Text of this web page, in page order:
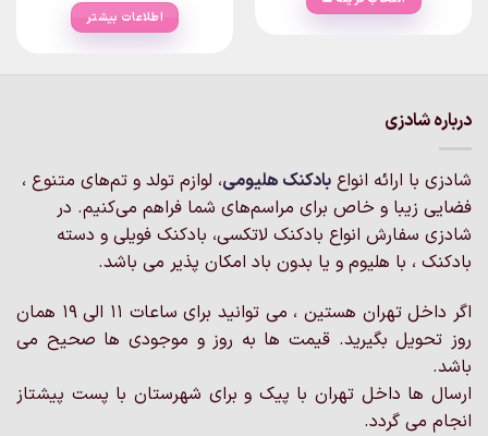
گزینه
ها
ممکن
است
در
محصول
انتخاب
اطلاعات بیشتر
درباره شادزی
شادزی با ارائه انواع بادکنک‌ هلیومی، لوازم تولد و تم‌های متنوع ،
فضایی زیبا و خاص برای مراسم‌های شما فراهم می‌کنیم. در
شادزی سفارش انواع بادکنک لاتکسی، بادکنک فویلی و دسته
بادکنک ، با هلیوم و یا بدون باد امکان پذیر می باشد.
اگر داخل تهران هستین ، می توانید برای ساعات 11 الی 19 همان
روز تحویل بگیرید. قیمت ها به روز و موجودی ها صحیح می
باشد.
ارسال ها داخل تهران با پیک و برای شهرستان با پست پیشتاز
انجام می گردد.